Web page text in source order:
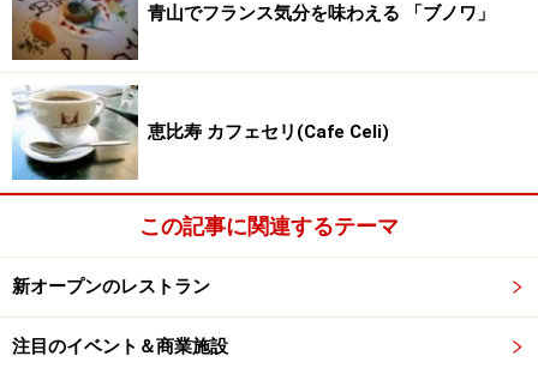
200度で豆を焙煎するコーヒ
ーマシン。１回で150杯分く
らい。
季節を考慮しながらほぼ
ー。
店内の豆セラーでしっかり温度管理された新鮮な豆を、
焙煎機で自家ローストして生み出すポールさんの世界レ
ベルのコーヒーと、辻口シェフが創るエスプレッソに合
うスイーツが豊かなマリアージュを実現。新しいカフェ
文化を発信しています。
青山でフランス気分を味わえる 「ブノワ」
恵比寿 カフェセリ(Cafe Celi)
この記事に関連するテーマ
新オープンのレストラン
注目のイベント＆商業施設